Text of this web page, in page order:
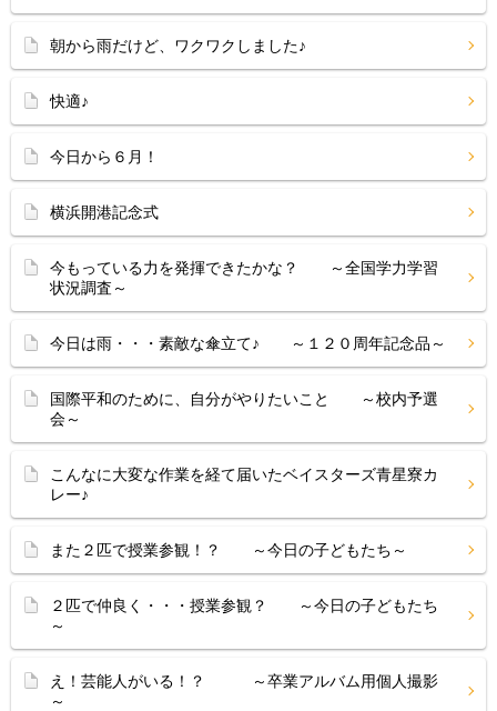
朝から雨だけど、ワクワクしました♪
快適♪
今日から６月！
横浜開港記念式
今もっている力を発揮できたかな？ ～全国学力学習
状況調査～
今日は雨・・・素敵な傘立て♪ ～１２０周年記念品～
国際平和のために、自分がやりたいこと ～校内予選
会～
こんなに大変な作業を経て届いたベイスターズ青星寮カ
レー♪
また２匹で授業参観！？ ～今日の子どもたち～
２匹で仲良く・・・授業参観？ ～今日の子どもたち
～
え！芸能人がいる！？ ～卒業アルバム用個人撮影
～